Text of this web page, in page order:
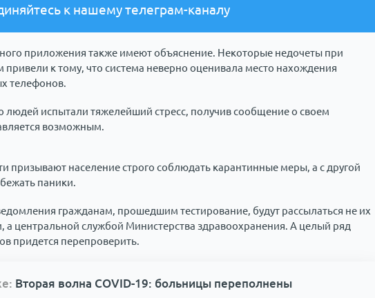
к нашему телеграм-каналу
приложения также имеют объяснение. Некоторые недочеты при
привели к тому, что система неверно оценивала место нахождения
телефонов.
людей испытали тяжелейший стресс, получив сообщение о своем
возможным.
призывают население строго соблюдать карантинные меры, а с другой
паники.
гражданам, прошедшим тестирование, будут рассылаться не их
а центральной службой Министерства здравоохранения. А целый ряд
придется перепроверить.
Вторая волна COVID-19: больницы переполнены